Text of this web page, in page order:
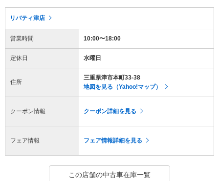
リバティ津店
営業時間 10:00〜18:00
定休日 水曜日
住所
三重県津市本町33-38
地図を見る（Yahoo!マップ）
クーポン情報 クーポン詳細を見る
フェア情報 フェア情報詳細を見る
この店舗の中古車在庫一覧